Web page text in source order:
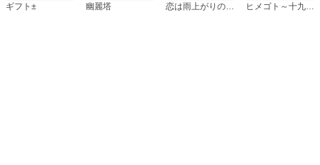
ギフト± 幽麗塔 ヒメゴト～十九歳の制服～